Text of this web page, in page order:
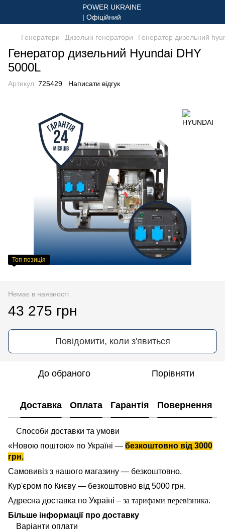
Генератори Дизельні генератори Генератор дизельний
Генератор дизельний Hyundai DHY
5000L
Артикул: 725429 Написати відгук
Топ позиція
Немає в наявності
43 275 грн
Повідомити, коли з'явиться
До обраного Порівняти
Доставка Оплата Гарантія Повернення
Способи доставки та умови
«Новою поштою» по Україні — безкоштовно від 3000
грн.
Самовивіз з нашого магазину — безкоштовно.
Кур'єром по Києву — безкоштовно від 5000 грн.
Адресна доставка по Україні – за тарифами перевізника.
Більше інформації про доставку
Варіанти оплати